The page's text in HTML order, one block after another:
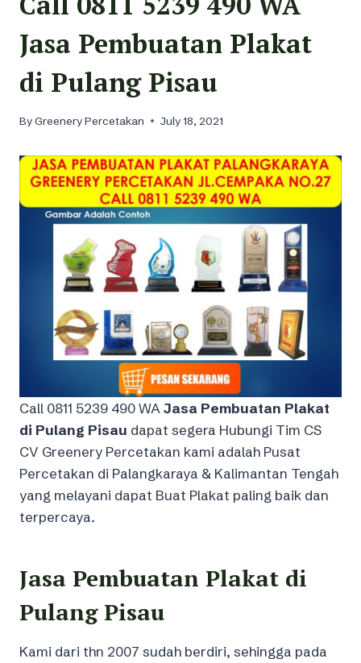
Jasa Pembuatan Plakat
di Pulang Pisau
ByGreenery Percetakan July 18, 2021
Call 0811 5239 490 WA Jasa Pembuatan Plakat
di Pulang Pisau dapat segera Hubungi Tim CS
CV Greenery Percetakan kami adalah Pusat
Percetakan di Palangkaraya & Kalimantan Tengah
yang melayani dapat Buat Plakat paling baik dan
terpercaya.
Jasa Pembuatan Plakat di
Pulang Pisau
Kami dari thn 2007 sudah berdiri, sehingga pada